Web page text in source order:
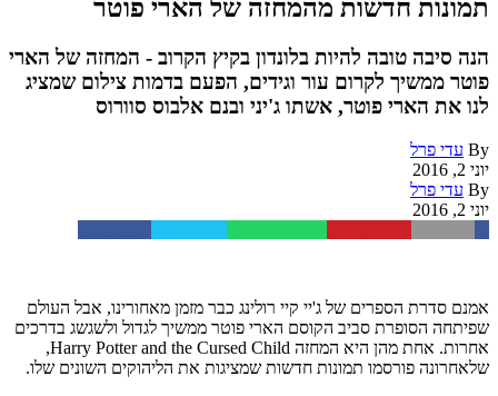
תמונות חדשות מהמחזה של הארי פוטר
הנה סיבה טובה להיות בלונדון בקיץ הקרוב - המחזה של הארי
פוטר ממשיך לקרום עור וגידים, הפעם בדמות צילום שמציג
לנו את הארי פוטר, אשתו ג'יני ובנם אלבוס סוורוס
By עדי פרל
יוני 2, 2016
By עדי פרל
יוני 2, 2016
אמנם סדרת הספרים של ג'יי קיי רולינג כבר מזמן מאחורינו, אבל העולם
שפיתחה הסופרת סביב הקוסם הארי פוטר ממשיך לגדול ולשגשג בדרכים
אחרות. אחת מהן היא המחזה Harry Potter and the Cursed Child,
שלאחרונה פורסמו תמונות חדשות שמציגות את הליהוקים השונים שלו.